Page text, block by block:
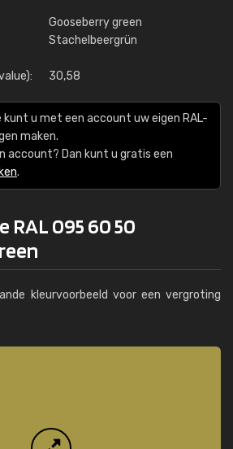
Gooseberry green
Stachelbeergrün
30,58
kunt u met een account uw eigen RAL-
maken.
account? Dan kunt u gratis een
.
RAL 095 60 50
kleurvoorbeeld voor een vergroting